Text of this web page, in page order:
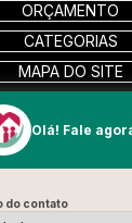
ORÇAMENTO
CATEGORIAS
MAPA DO SITE
CONTATO
Santo André - SP
Olá! Fale
do contato